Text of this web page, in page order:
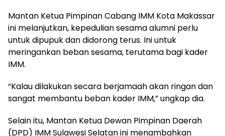
Mantan Ketua Pimpinan Cabang IMM Kota Makassar
ini melanjutkan, kepedulian sesama alumni perlu
untuk dipupuk dan didorong terus. Ini untuk
meringankan beban sesama, terutama bagi kader
IMM.
“Kalau dilakukan secara berjamaah akan ringan dan
sangat membantu beban kader IMM,” ungkap dia.
Selain itu, Mantan Ketua Dewan Pimpinan Daerah
(DPD) IMM Sulawesi Selatan ini menambahkan